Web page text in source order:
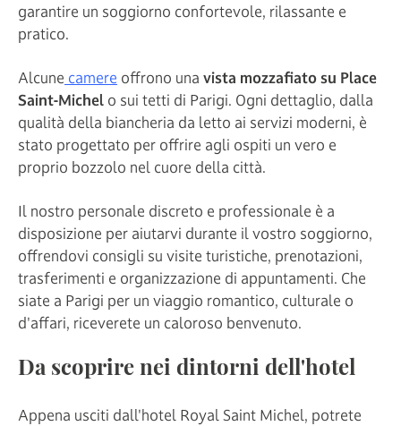
garantire un soggiorno confortevole, rilassante e
pratico.
Alcune camere offrono una vista mozzafiato su Place
Saint-Michel o sui tetti di Parigi. Ogni dettaglio, dalla
qualità della biancheria da letto ai servizi moderni, è
stato progettato per offrire agli ospiti un vero e
proprio bozzolo nel cuore della città.
Il nostro personale discreto e professionale è a
disposizione per aiutarvi durante il vostro soggiorno,
offrendovi consigli su visite turistiche, prenotazioni,
trasferimenti e organizzazione di appuntamenti. Che
siate a Parigi per un viaggio romantico, culturale o
d'affari, riceverete un caloroso benvenuto.
Da scoprire nei dintorni dell'hotel
Appena usciti dall'hotel Royal Saint Michel, potrete